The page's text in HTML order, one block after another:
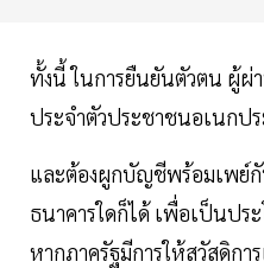
ทั้งนี้ ในการยืนยันตัวตน ผู้ผ่
ประจำตัวประชาชนอเนกปร
และต้องผูกบัญชีพร้อมเพย์
ธนาคารใดก็ได้ เพื่อเป็นปร
หากภาครัฐมีการให้สวัสดิก